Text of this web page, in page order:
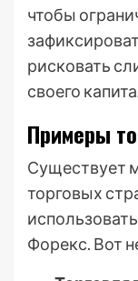
чтобы
рисковать
своего
Примеры
Существует
торговых
Форекс. Вот